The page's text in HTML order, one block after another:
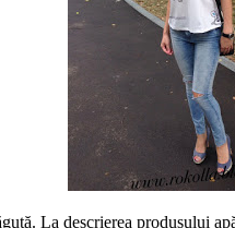
La descrierea produsului